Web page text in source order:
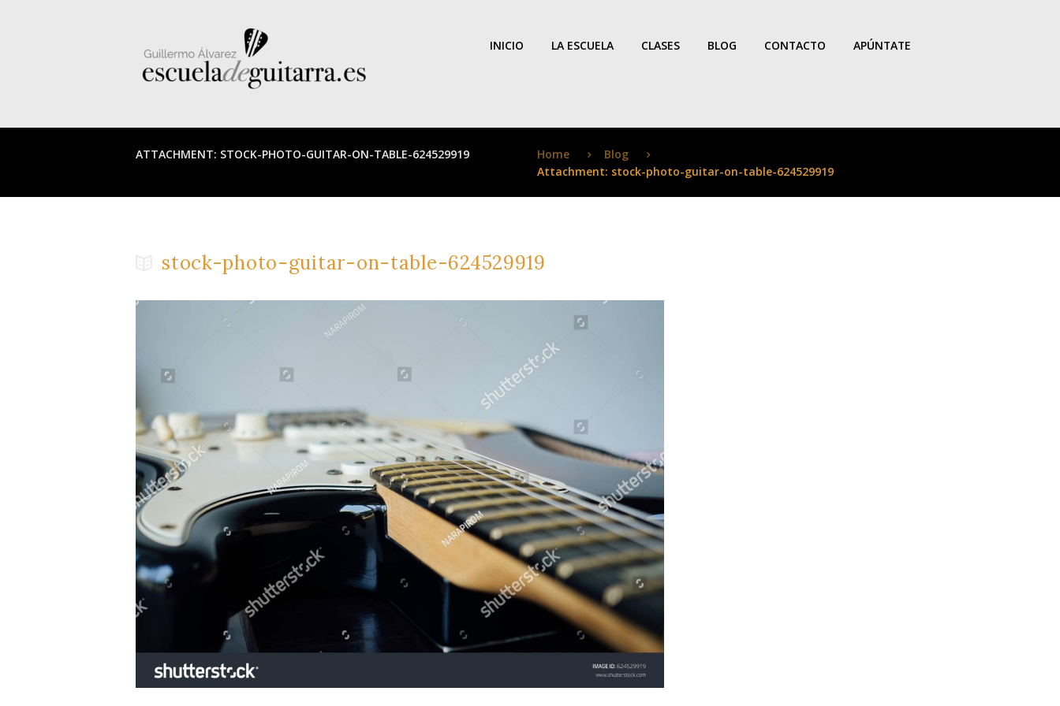
INICIO LA ESCUELA CLASES BLOG CONTACTO APÚNTATE
ATTACHMENT: STOCK-PHOTO-GUITAR-ON-TABLE-624529919 Home
Blog
Attachment: stock-photo-guitar-on-table-624529919
stock-photo-guitar-on-table-624529919